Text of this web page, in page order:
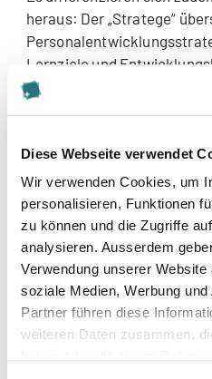
Diese Webseite verwendet
Wir verwenden Cookies, um
personalisieren, Funktionen
zu können und die Zugriffe
analysieren. Ausserdem
Verwendung unserer
soziale Medien, Werbung
Partner führen diese
weiteren Daten zusammen,
heraus: Der „Stratege“
Lernziele und
Abteilungen,
unterstützt die
ihrer Lernkompetenzen.
sowohl Lernformate als
Interaktionspartner wie
Führungskräfte
Führen im Lernkontext
Mitarbeitenden den